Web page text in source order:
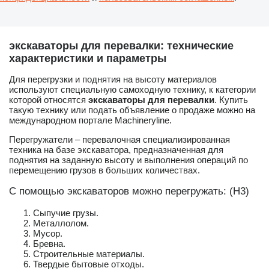
экскаваторы для перевалки: технические
характеристики и параметры
Для перегрузки и поднятия на высоту материалов
используют специальную самоходную технику, к категории
которой относятся экскаваторы для перевалки. Купить
такую технику или подать объявление о продаже можно на
международном портале Machineryline.
Перегружатели – перевалочная специализированная
техника на базе экскаватора, предназначенная для
поднятия на заданную высоту и выполнения операций по
перемещению грузов в больших количествах.
С помощью экскаваторов можно перегружать: (H3)
Сыпучие грузы.
Металлолом.
Мусор.
Бревна.
Строительные материалы.
Твердые бытовые отходы.